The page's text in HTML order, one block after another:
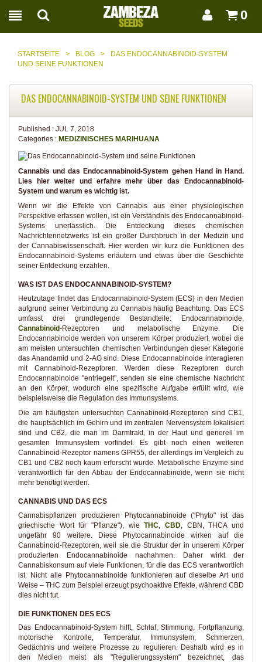
0
STARTSEITE > BLOG >
DAS ENDOCANNABINOID-SYSTEM
UND SEINE FUNKTIONEN
DAS ENDOCANNABINOID-SYSTEM UND SEINE FUNKTIONEN
Published : JUL 7, 2018
Categories : MEDIZINISCHES MARIHUANA
Cannabis und das Endocannabinoid-System gehen Hand in Hand.
Lies hier weiter und erfahre mehr über das Endocannabinoid-
System und warum es wichtig ist.
Wenn wir die Effekte von Cannabis aus einer physiologischen
Perspektive erfassen wollen, ist ein Verständnis des Endocannabinoid-
Systems unerlässlich. Die Entdeckung dieses chemischen
Nachrichtennetzwerks ist ein großer Durchbruch in der Medizin und
der Cannabiswissenschaft. Hier werden wir kurz die Funktionen des
Endocannabinoid-Systems erläutern und etwas über die Geschichte
seiner Entdeckung erzählen.
WAS IST DAS ENDOCANNABINOID-SYSTEM?
Heutzutage findet das Endocannabinoid-System (ECS) in den Medien
aufgrund seiner Verbindung zu Cannabis häufig Beachtung. Das ECS
umfasst drei grundlegende Bestandteile: Endocannabinoide,
Cannabinoid-Rezeptoren und metabolische Enzyme. Die
Endocannabinoide werden von unserem Körper produziert, wobei die
am meisten untersuchten chemischen Verbindungen dieser Kategorie
das Anandamid und 2-AG sind. Diese Endocannabinoide interagieren
mit Cannabinoid-Rezeptoren. Werden diese Rezeptoren durch
Endocannabinoide "entriegelt", senden sie eine chemische Nachricht
an den Körper, wodurch eine spezifische Aufgabe erfüllt wird, wie
beispielsweise die Regulation des Immunsystems.
Die am häufigsten untersuchten Cannabinoid-Rezeptoren sind CB1,
die hauptsächlich im Gehirn und im zentralen Nervensystem lokalisiert
sind und CB2, die man im Darmtrakt, in der Haut und generell im
gesamten Immunsystem vorfindet. Es gibt noch einen weiteren
Cannabinoid-Rezeptor namens GPR55, der allerdings im Vergleich zu
CB1 und CB2 noch kaum erforscht wurde. Metabolische Enzyme sind
verantwortlich für den Abbau der Endocannabinoide, wenn sie nicht
mehr benötigt werden.
CANNABIS UND DAS ECS
Cannabispflanzen produzieren Phytocannabinoide ("Phyto" ist das
griechische Wort für "Pflanze"), wieTHC ,CBD , CBN, THCA und
ungefähr 90 weitere. Diese Phytocannabinoide wirken auf die
Cannabinoid-Rezeptoren, weil sie die Struktur der in unserem Körper
produzierten Endocannabinoide nachahmen. Daher wirkt der
Cannabiskonsum auf viele Funktionen, für die das ECS verantwortlich
ist. Nicht alle Phytocannabinoide funktionieren auf dieselbe Art und
Weise – THC zum Beispiel erzeugt psychoaktive Effekte, während CBD
dies nicht tut.
DIE FUNKTIONEN DES ECS
Das Endocannabinoid-System hilft, Schlaf, Stimmung, Fortpflanzung,
motorische Kontrolle, Temperatur, Immunsystem, Schmerzen,
Gedächtnis und weitere Prozesse zu regulieren. Deshalb wird es in
den Medien meist als "Regulierungssystem" bezeichnet, das